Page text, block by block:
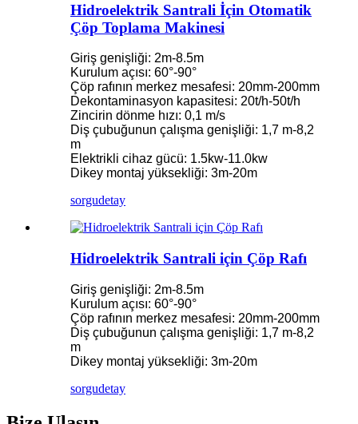
Hidroelektrik Santrali İçin Otomatik
Çöp Toplama Makinesi
Giriş genişliği: 2m-8.5m
Kurulum açısı: 60°-90°
Çöp rafının merkez mesafesi: 20mm-200mm
Dekontaminasyon kapasitesi: 20t/h-50t/h
Zincirin dönme hızı: 0,1 m/s
Diş çubuğunun çalışma genişliği: 1,7 m-8,2
m
Elektrikli cihaz gücü: 1.5kw-11.0kw
Dikey montaj yüksekliği: 3m-20m
sorgudetay
Hidroelektrik Santrali için Çöp Rafı
Giriş genişliği: 2m-8.5m
Kurulum açısı: 60°-90°
Çöp rafının merkez mesafesi: 20mm-200mm
Diş çubuğunun çalışma genişliği: 1,7 m-8,2
m
Dikey montaj yüksekliği: 3m-20m
sorgudetay